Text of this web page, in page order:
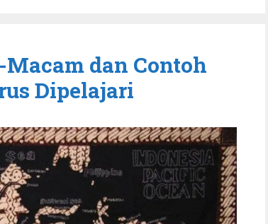
dan Contoh
Dipelajari